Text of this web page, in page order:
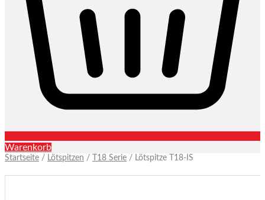
Warenkorb
Startseite / Lötspitzen / T18 Serie / Lötspitze T18-IS